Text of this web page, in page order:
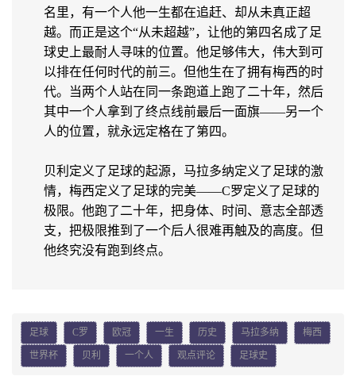
名里，有一个人他一生都在追赶、却从未真正超
越。而正是这个“从未超越”，让他的第四名成了足
球史上最耐人寻味的位置。他足够伟大，伟大到可
以排在任何时代的前三。但他生在了拥有梅西的时
代。当两个人站在同一条跑道上跑了二十年，然后
其中一个人拿到了终点线前最后一面旗——另一个
人的位置，就永远定格在了第四。
贝利定义了足球的起源，马拉多纳定义了足球的激
情，梅西定义了足球的完美——C罗定义了足球的
极限。他跑了二十年，把身体、时间、意志全部透
支，把极限推到了一个后人很难再触及的高度。但
他终究没有跑到终点。
足球 C罗 欧冠 一生 历史 马拉多纳 梅西
世界杯 贝利 一个人 观点评论 足球史